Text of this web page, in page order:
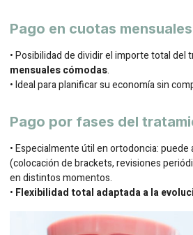
Pago en cuotas mensuales
• Posibilidad de dividir el importe total del
mensuales cómodas.
• Ideal para planificar su economía sin
Pago por fases del
• Especialmente útil en ortodoncia: puede
(colocación de brackets, revisiones
en distintos momentos.
• Flexibilidad total adaptada a la